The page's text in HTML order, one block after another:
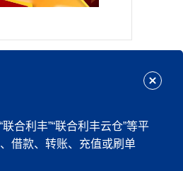
合利丰”“联合利丰云仓”等平
借款、转账、充值或刷单